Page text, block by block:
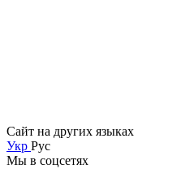
Сайт на других языках
Укр Рус
Мы в соцсетях